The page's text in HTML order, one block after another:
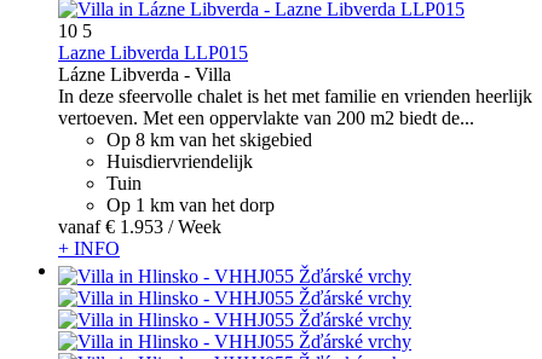
10 5
Lazne Libverda LLP015
Lázne Libverda - Villa
In deze sfeervolle chalet is het met familie en vrienden heerlijk
vertoeven. Met een oppervlakte van 200 m2 biedt de...
Op 8 km van het skigebied
Huisdiervriendelijk
Tuin
Op 1 km van het dorp
vanaf € 1.953 / Week
+ INFO